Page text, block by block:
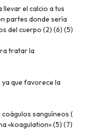
llevar el calcio a tus
partes donde sería
del cuerpo (2) (6) (5)
tratar la
ya que favorece la
sanguíneos (
«koagulation» (5) (7)